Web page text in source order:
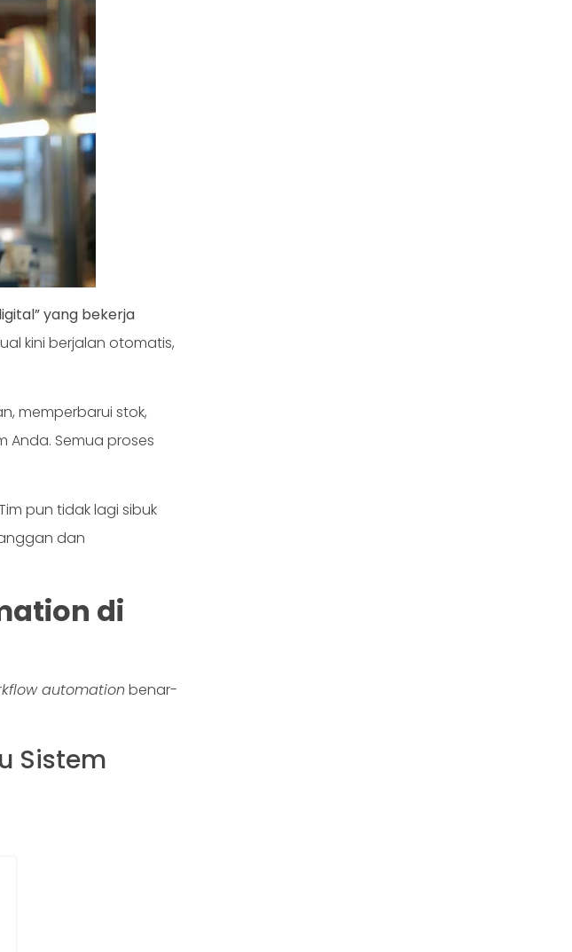
yang bekerja
kini berjalan otomatis,
memperbarui stok,
Anda. Semua proses
pun tidak lagi sibuk
dan
di
automation benar-
Sistem